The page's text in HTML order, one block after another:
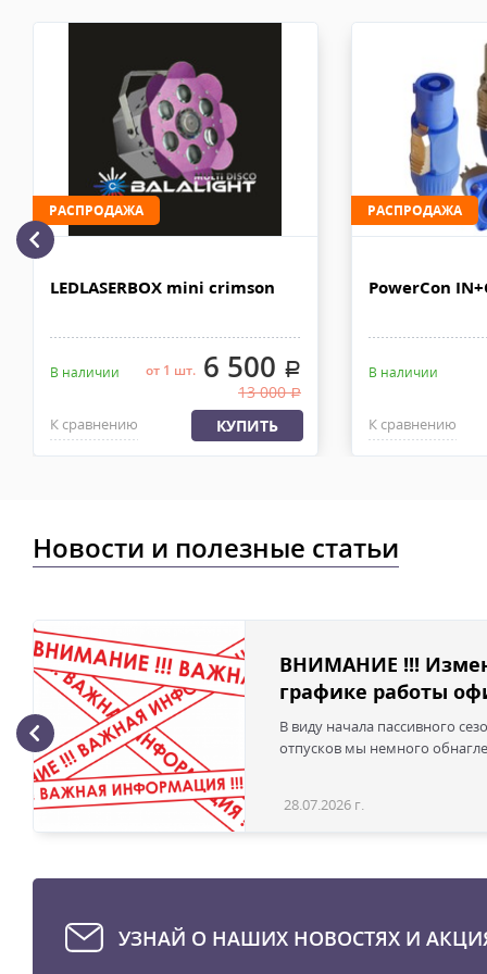
Доставка личным автотранспортом осуществляется по
МКАД после 100% предоплаты. Вес заказа не более 100 кг,
110х90х80 см. Сроки доставки 2-4 рабочих дня. Стоимость
рублей. Документы отправляем с заказом или по ЭДО.
Доставка по Москве, МО и России - EMS ПОЧТА РОССИИ
Отправку заказа курьерской службой EMS осуществляем из
Комментарий к отзыву
РАСПРОДАЖА
LEDLASERBOX mini crimson
В наличии от 1 шт.6 500 .
13 000.
К сравнению КУПИТЬ
РАСПРОДАЖА
PowerCon
В наличии
К сравнению
Новости и полезные статьи
ВНИМАНИЕ !!!
графике работы
В виду начала пассивного
отпусков мы немного
28.07.2026 г.
УЗНАЙ О НАШИХ НОВОСТЯХ И